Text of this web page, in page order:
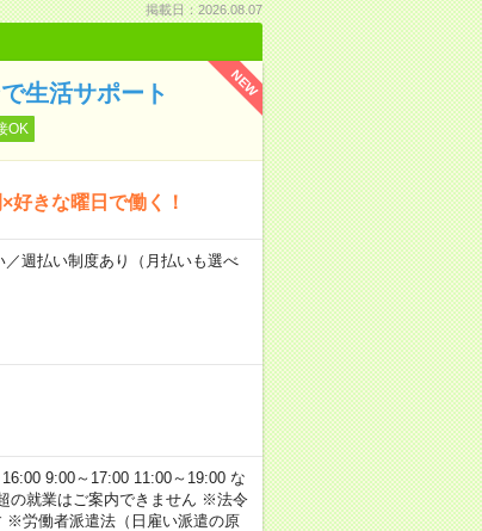
掲載日：2026.08.07
NEW
生活サポート
OK
好きな曜日で働く！
週払い制度あり（月払いも選べ
9:00～17:00 11:00～19:00 な
の就業はご案内できません ※法令
※労働者派遣法（日雇い派遣の原